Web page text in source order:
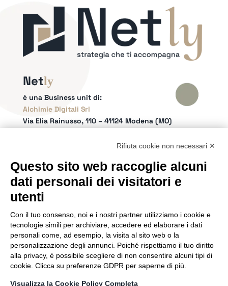
Netly
è una Business unit di:
Alchimie Digitali Srl
Via Elia Rainusso, 110 – 41124 Modena (MO)
REA Modena 01/02/2005 N. 346879
Email:info@netly.it
PEC:alchimiedigitali@pec.adigitali.it
Sitemap
SEGUICI SUI SOCIAL
SIAMO PARTNER DI
Rifiuta cookie non necessari ✕
Questo sito web raccoglie alcuni
dati personali dei visitatori e
utenti
Con il tuo consenso, noi e i nostri partner utilizziamo i cookie e
tecnologie simili per archiviare, accedere ed elaborare i dati
personali come, ad esempio, la visita al sito web o la
personalizzazione degli annunci. Poiché rispettiamo il tuo diritto
alla privacy, è possibile scegliere di non consentire alcuni tipi di
cookie. Clicca su preferenze GDPR per saperne di più.
Visualizza la Cookie Policy Completa